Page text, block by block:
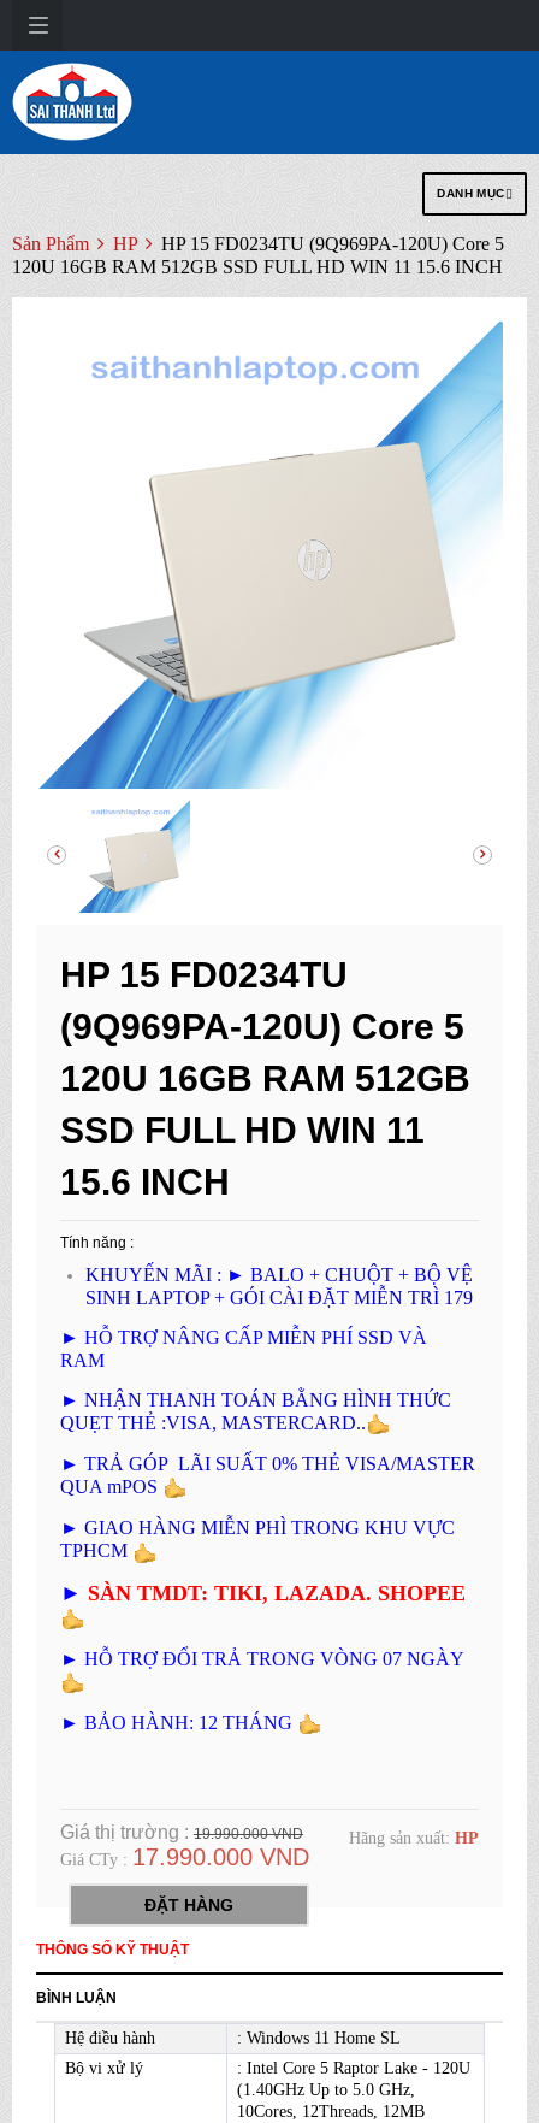
DANH MỤC
Sản Phẩm HP
HP 15 FD0234TU (9Q969PA-120U) Core 5
120U 16GB RAM 512GB SSD FULL HD WIN 11 15.6 INCH
HP 15 FD0234TU
(9Q969PA-120U) Core 5
120U 16GB RAM 512GB
SSD FULL HD WIN 11
15.6 INCH
Tính năng :
KHUYẾN MÃI : ► BALO + CHUỘT + BỘ VỆ
SINH LAPTOP + GÓI CÀI ĐẶT MIỄN TRÌ 179
► HỖ TRỢ NÂNG CẤP MIỄN PHÍ SSD VÀ
RAM
► NHẬN THANH TOÁN BẰNG HÌNH THỨC
QUẸT THẺ :VISA, MASTERCARD..
► TRẢ GÓP LÃI SUẤT 0% THẺ VISA/MASTER
QUA mPOS
► GIAO HÀNG MIỄN PHÌ TRONG KHU VỰC
TPHCM
► SÀN TMDT: TIKI, LAZADA. SHOPEE
► HỖ TRỢ ĐỔI TRẢ TRONG VÒNG 07 NGÀY
► BẢO HÀNH: 12 THÁNG
Hãng sản xuất: HP
Giá thị trường : 19.990.000 VND
Giá CTy : 17.990.000 VND
ĐẶT HÀNG
THÔNG SỐ KỸ THUẬT
BÌNH LUẬN
Hệ điều hành
: Windows 11 Home SL
Bộ vi xử lý
: Intel Core 5 Raptor Lake - 120U
(1.40GHz Up to 5.0 GHz,
10Cores, 12Threads, 12MB